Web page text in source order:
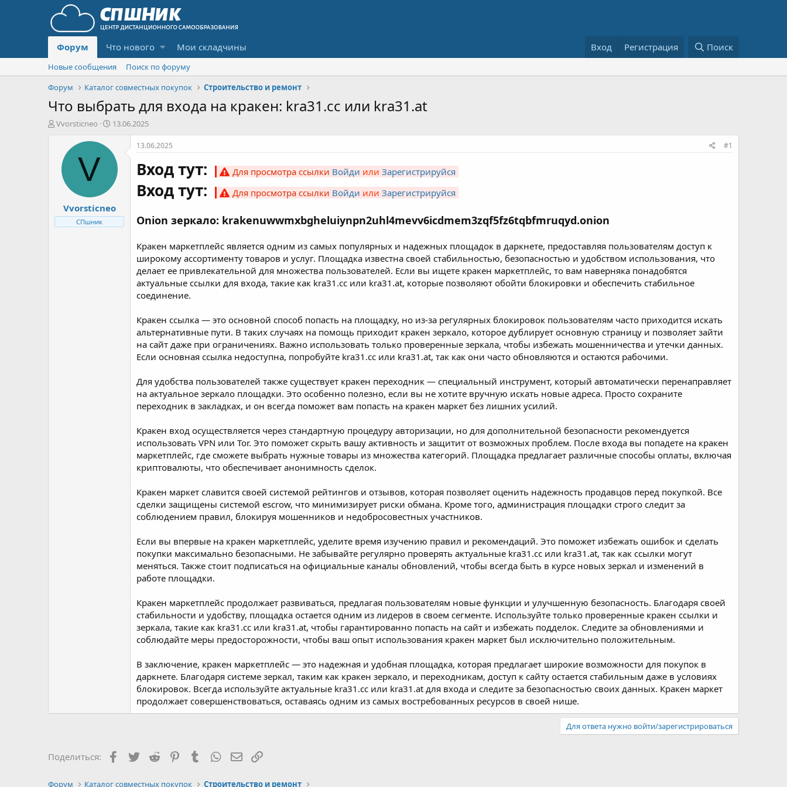
Форум Что нового Мои складчины Вход Регистрация Поиск
Новые сообщения
Поиск по форуму
Форум
Каталог совместных покупок Строительство и ремонт
Что выбрать для входа на кракен: kra31.cc или kra31.at
А
Vvorsticneo
Д
а
ч
л
а
13.06.2025
V
Vvorsticneo
СПшник
13.06.2025 #1
Вход тут: Для просмотра ссылки Войди или Зарегистрируйся
Вход тут: Для просмотра ссылки Войди или Зарегистрируйся
Onion зеркало: krakenuwwmxbgheluiynpn2uhl4mevv6icdmem3zqf5fz6tqbfmruqyd.onion
Кракен маркетплейс является одним из самых популярных и надежных площадок в даркнете, предоставляя пользователям доступ к
широкому ассортименту товаров и услуг. Площадка известна своей стабильностью, безопасностью и удобством использования, что
делает ее привлекательной для множества пользователей. Если вы ищете кракен маркетплейс, то вам наверняка понадобятся
актуальные ссылки для входа, такие как kra31.cc или kra31.at, которые позволяют обойти блокировки и обеспечить стабильное
соединение.
Кракен ссылка — это основной способ попасть на площадку, но из-за регулярных блокировок пользователям часто приходится искать
альтернативные пути. В таких случаях на помощь приходит кракен зеркало, которое дублирует основную страницу и позволяет зайти
на сайт даже при ограничениях. Важно использовать только проверенные зеркала, чтобы избежать мошенничества и утечки данных.
Если основная ссылка недоступна, попробуйте kra31.cc или kra31.at, так как они часто обновляются и остаются рабочими.
Для удобства пользователей также существует кракен переходник — специальный инструмент, который автоматически перенаправляет
на актуальное зеркало площадки. Это особенно полезно, если вы не хотите вручную искать новые адреса. Просто сохраните
переходник в закладках, и он всегда поможет вам попасть на кракен маркет без лишних усилий.
Кракен вход осуществляется через стандартную процедуру авторизации, но для дополнительной безопасности рекомендуется
использовать VPN или Tor. Это поможет скрыть вашу активность и защитит от возможных проблем. После входа вы попадете на кракен
маркетплейс, где сможете выбрать нужные товары из множества категорий. Площадка предлагает различные способы оплаты, включая
криптовалюты, что обеспечивает анонимность сделок.
Кракен маркет славится своей системой рейтингов и отзывов, которая позволяет оценить надежность продавцов перед покупкой. Все
сделки защищены системой escrow, что минимизирует риски обмана. Кроме того, администрация площадки строго следит за
соблюдением правил, блокируя мошенников и недобросовестных участников.
Если вы впервые на кракен маркетплейс, уделите время изучению правил и рекомендаций. Это поможет избежать ошибок и сделать
покупки максимально безопасными. Не забывайте регулярно проверять актуальные kra31.cc или kra31.at, так как ссылки могут
меняться. Также стоит подписаться на официальные каналы обновлений, чтобы всегда быть в курсе новых зеркал и изменений в
работе площадки.
Кракен маркетплейс продолжает развиваться, предлагая пользователям новые функции и улучшенную безопасность. Благодаря своей
стабильности и удобству, площадка остается одним из лидеров в своем сегменте. Используйте только проверенные кракен ссылки и
зеркала, такие как kra31.cc или kra31.at, чтобы гарантированно попасть на сайт и избежать подделок. Следите за обновлениями и
соблюдайте меры предосторожности, чтобы ваш опыт использования кракен маркет был исключительно положительным.
В заключение, кракен маркетплейс — это надежная и удобная площадка, которая предлагает широкие возможности для покупок в
даркнете. Благодаря системе зеркал, таким как кракен зеркало, и переходникам, доступ к сайту остается стабильным даже в условиях
блокировок. Всегда используйте актуальные kra31.cc или kra31.at для входа и следите за безопасностью своих данных. Кракен маркет
продолжает совершенствоваться, оставаясь одним из самых востребованных ресурсов в своей нише.
Для ответа нужно войти/зарегистрироваться
Поделиться: Facebook
TwitterReddit PinterestTumblrWhatsAppЭлектронная почта
Ссылка
Форум Каталог совместных покупок Строительство и ремонт